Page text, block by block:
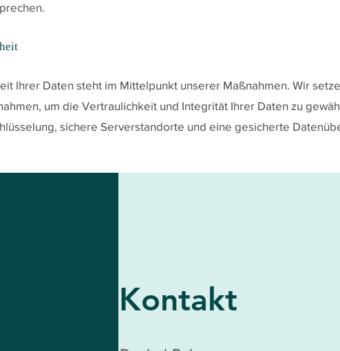
Ihrer Daten steht im Mittelpunkt unserer Maßnahmen. Wir
um die Vertraulichkeit und Integrität Ihrer Daten zu
sichere Serverstandorte und eine gesicherte
Kontakt